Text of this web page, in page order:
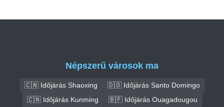
Népszerű városok ma
🇨🇳 Időjárás Shaoxing
🇩🇴 Időjárás Santo Domingo
🇨🇳 Időjárás Kunming
🇧🇫 Időjárás Ouagadougou